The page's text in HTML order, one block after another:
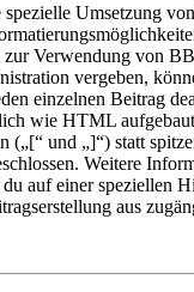
spezielle Umsetzung
Verwendung von
vergeben,
einzelnen Beitrag
wie HTML
(„[“ und „]“) statt
Weitere
auf einer speziellen
aus